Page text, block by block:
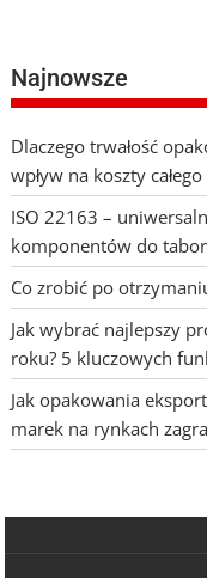
Najnowsze
Dlaczego trwałość
wpływ na koszty
ISO 22163 –
komponentów do
Co zrobić po
Jak wybrać najlepszy
roku? 5 kluczowych
Jak opakowania
marek na rynkach